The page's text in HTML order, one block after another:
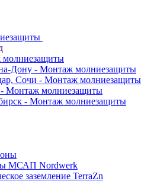
Дону - Монтаж молниезащиты
Сочи - Монтаж молниезащиты
Монтаж молниезащиты
- Монтаж молниезащиты
МСАП Nordwerk
заземление TerraZn